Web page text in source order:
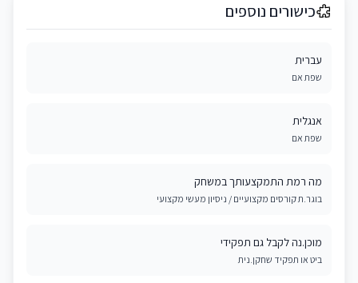
כישורים נוספים
עברית
שפת אם
אנגלית
שפת אם
מה רמת התמקצעותך במשחק
בוגר.ת קורסים מקצועיים / ניסיון מעשי מקצועי
מוכן.נה לקבל גם תפקידי
ביט או תפקיד שחקן.נית